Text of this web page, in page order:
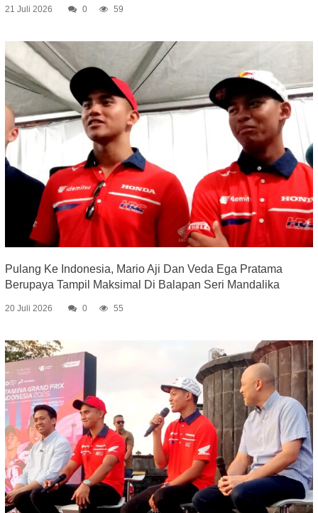
21 Juli 2026 0 59
Pulang Ke Indonesia, Mario Aji Dan Veda Ega Pratama
Berupaya Tampil Maksimal Di Balapan Seri Mandalika
20 Juli 2026 0 55